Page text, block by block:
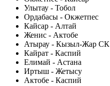
Улытау - Тобол
Ордабасы - Окжетпес
Кайсар - Алтай
Женис - Актобе
Атырау - Кызыл-Жар СК
Кайрат - Каспий
Елимай - Астана
Иртыш - Жетысу
Актобе - Каспий